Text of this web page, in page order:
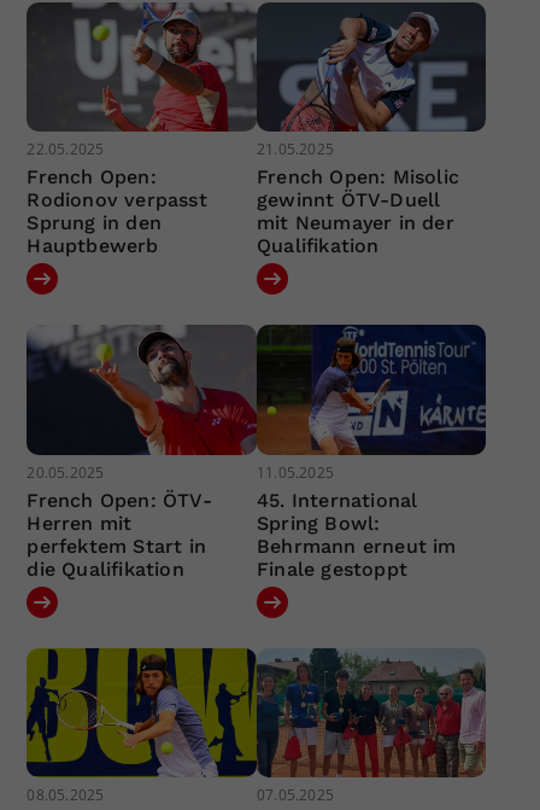
22.05.2025
French Open:
Rodionov verpasst
Sprung in den
Hauptbewerb
21.05.2025
French Open: Misolic
gewinnt ÖTV-Duell
mit Neumayer in der
Qualifikation
20.05.2025
French Open: ÖTV-
Herren mit
perfektem Start in
die Qualifikation
11.05.2025
45. International
Spring Bowl:
Behrmann erneut im
Finale gestoppt
08.05.2025 07.05.2025